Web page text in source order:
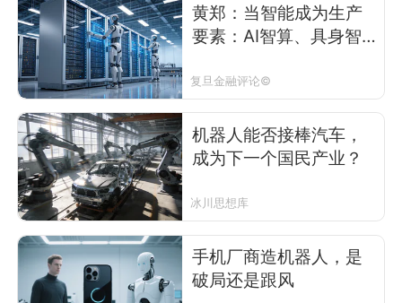
黄郑：当智能成为生产
要素：AI智算、具身智
复旦金融评论©
机器人能否接棒汽车，
成为下一个国民产业？
冰川思想库
手机厂商造机器人，是
破局还是跟风